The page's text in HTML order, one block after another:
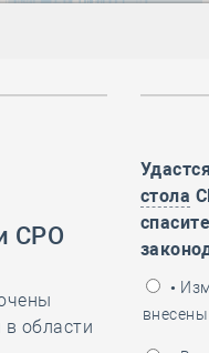
День Государственного
День полного
Весны и Труда
Победы!
СРО
области
стола
•
внесены